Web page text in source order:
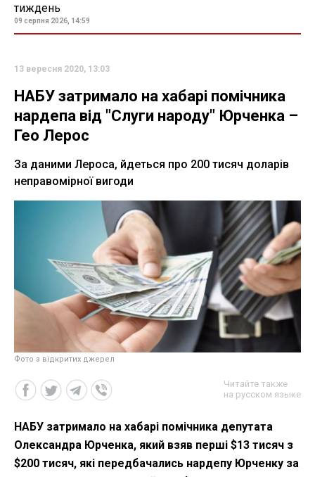
тиждень
09 серпня 2026, 14:59
13 вересня 2020, 13:03
НАБУ затримало на хабарі помічника
нардепа від "Слуги народу" Юрченка –
Гео Лерос
За даними Лероса, йдеться про 200 тисяч доларів
неправомірної вигоди
Фото з відкритих джерел
Читайте также
на русском языке
НАБУ затримало на хабарі помічника депутата
Олександра Юрченка, який взяв перші $13 тисяч з
$200 тисяч, які передбачались нардепу Юрченку за